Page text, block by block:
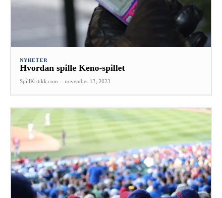
NYHETER
Hvordan spille Keno-spillet
SpillKritikk.com - november 13, 2023